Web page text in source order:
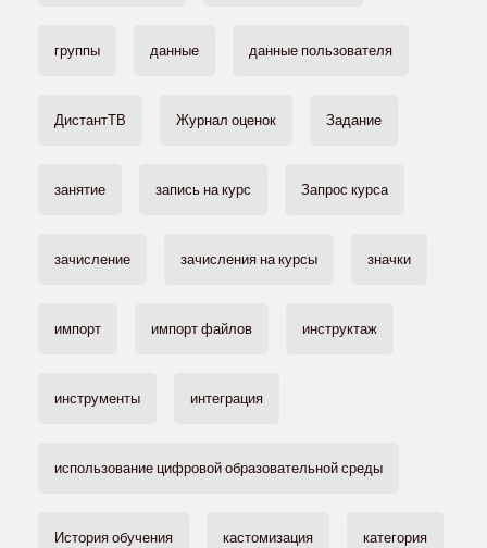
группы данные данные пользователя
ДистантТВ Журнал оценок Задание
занятие запись на курс Запрос курса
зачисление зачисления на курсы значки
импорт импорт файлов инструктаж
инструменты интеграция
использование цифровой образовательной среды
История обучения кастомизация категория